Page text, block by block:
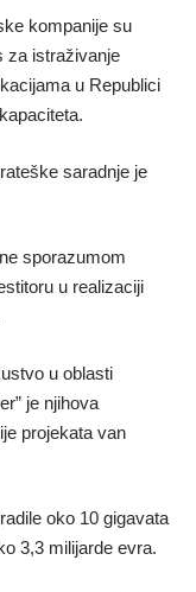
kompanije su
za istraživanje
u Republici
saradnje je
sporazumom
u realizaciji
u oblasti
je njihova
projekata van
oko 10 gigavata
3,3 milijarde evra.